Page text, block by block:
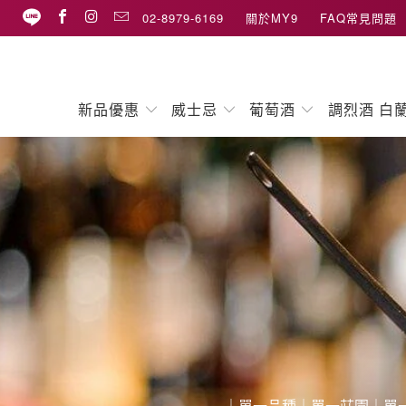
02-8979-6169 關於MY9 FAQ常見問題
新品優惠 威士忌 葡萄酒 調烈酒 白